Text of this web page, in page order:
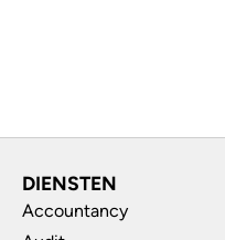
DIENSTEN
Accountancy